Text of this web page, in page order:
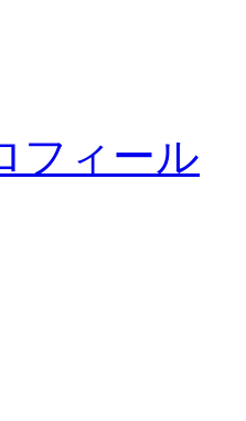
フィール